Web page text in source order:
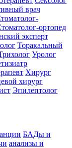
врач
ортопед
эксперт
Торакальный
Уролог
Хирург
хирург
Эпилептолог
БАДы и
анализы и